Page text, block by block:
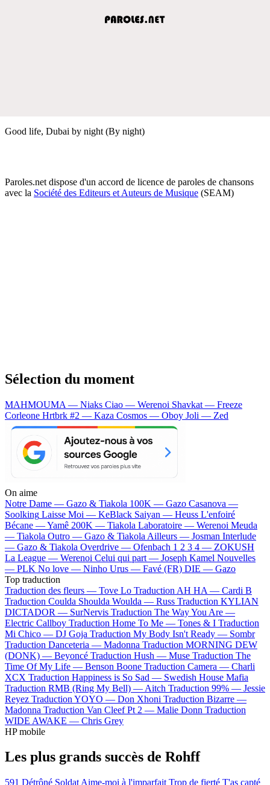
Good life, Dubai by night (By night)
Paroles.net dispose d'un accord de licence de paroles de chansons
avec la Société des Editeurs et Auteurs de Musique (SEAM)
Sélection du moment
MAHMOUMA — Niaks Ciao — Werenoi Shavkat — Freeze
Corleone Hrtbrk #2 — Kaza Cosmos — Oboy Joli — Zed
On aime
Notre Dame — Gazo & Tiakola 100K — Gazo Casanova —
Soolking Laisse Moi — KeBlack Saiyan — Heuss L'enfoiré
Bécane —Yamê 200K — Tiakola Laboratoire — Werenoi Meuda
— Tiakola Outro — Gazo & Tiakola Ailleurs — Josman Interlude
— Gazo & Tiakola Overdrive — Ofenbach 1 2 3 4 — ZOKUSH
La League — Werenoi Celui qui part — Joseph Kamel Nouvelles
— PLK No love — Ninho Urus — Favé (FR) DIE — Gazo
Top traduction
Traduction des fleurs — Tove Lo Traduction AH HA — Cardi B
Traduction Coulda Shoulda Woulda — Russ Traduction KYLIAN
DICTADOR — SurNervis Traduction The Way You Are —
Electric Callboy Traduction Home To Me — Tones & I Traduction
Mi Chico — DJ Goja Traduction My Body Isn't Ready — Sombr
Traduction Danceteria — Madonna Traduction MORNING DEW
(DONK) — Beyoncé Traduction Hush — Muse Traduction The
Time Of My Life — Benson Boone Traduction Camera — Charli
XCX Traduction Happiness is So Sad — Swedish House Mafia
Traduction RMB (Ring My Bell) — Aitch Traduction 99% — Jessie
Reyez Traduction YOYO — Don Xhoni Traduction Bizarre —
Madonna Traduction Van Cleef Pt 2 — Malie Donn Traduction
WIDE AWAKE — Chris Grey
HP mobile
Les plus grands succès de Rohff
591 Détrôné Soldat Aime-moi à l'imparfait Trop de fierté T'as capté